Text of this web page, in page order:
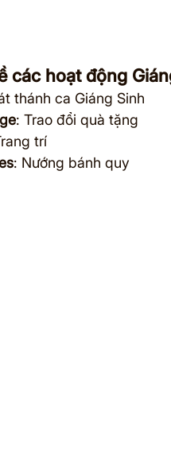
các hoạt động
thánh ca Giáng Sinh
: Trao đổi quà tặng
trí
: Nướng bánh quy